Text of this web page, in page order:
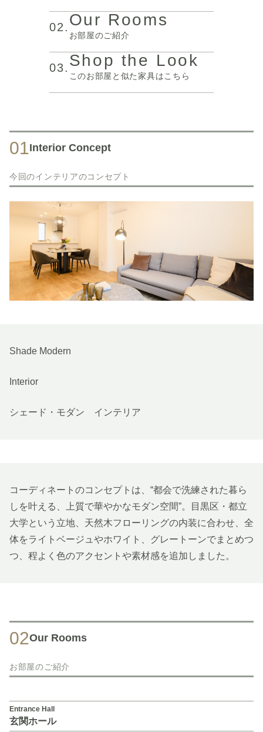
02. Our Rooms
お部屋のご紹介
03. Shop the Look
このお部屋と似た家具はこちら
01Interior Concept
今回のインテリアのコンセプト
Shade Modern
Interior
シェード・モダン インテリア
コーディネートのコンセプトは、“都会で洗練された暮ら
しを叶える、上質で華やかなモダン空間”。目黒区・都立
大学という立地、天然木フローリングの内装に合わせ、全
体をライトベージュやホワイト、グレートーンでまとめつ
つ、程よく色のアクセントや素材感を追加しました。
02Our Rooms
お部屋のご紹介
Entrance Hall
玄関ホール